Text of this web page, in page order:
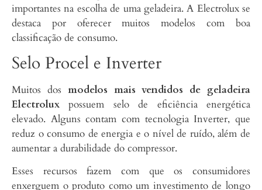
importantes na escolha de uma geladeira. A Electrolux se
destaca por oferecer muitos modelos com boa
classificação de consumo.
Selo Procel e Inverter
Muitos dos modelos mais vendidos de geladeira
Electrolux possuem selo de eficiência energética
elevado. Alguns contam com tecnologia Inverter, que
reduz o consumo de energia e o nível de ruído, além de
aumentar a durabilidade do compressor.
Esses recursos fazem com que os consumidores
enxerguem o produto como um investimento de longo